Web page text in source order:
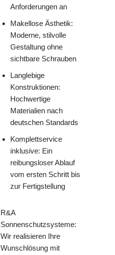
Anforderungen an
Makellose Ästhetik:
Moderne, stilvolle
Gestaltung ohne
sichtbare Schrauben
Langlebige
Konstruktionen:
Hochwertige
Materialien nach
deutschen Standards
Komplettservice
inklusive: Ein
reibungsloser Ablauf
vom ersten Schritt bis
zur Fertigstellung
R&A
Sonnenschutzsysteme:
Wir realisieren Ihre
Wunschlösung mit